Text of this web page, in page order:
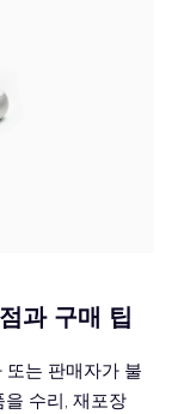
과 구매 팁
는 판매자가 불
수리, 재포장